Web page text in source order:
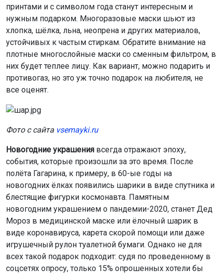
принтами и с символом года станут интересным и
нужным подарком. Многоразовые маски шьют из
хлопка, шёлка, льна, неопрена и других материалов,
устойчивых к частым стиркам. Обратите внимание на
плотные многослойные маски со сменным фильтром, в
них будет теплее лицу. Как вариант, можно подарить и
противогаз, но это уж точно подарок на любителя, не
все оценят.
Фото с сайта vsemayki.ru
Новогодние украшения всегда отражают эпоху,
события, которые произошли за это время. После
полёта Гагарина, к примеру, в 60-ые годы на
новогодних ёлках появились шарики в виде спутника и
блестящие фигурки космонавта. Памятным
новогодним украшением о пандемии-2020, станет Дед
Мороз в медицинской маске или ёлочный шарик в
виде коронавируса, карета скорой помощи или даже
игрушечный рулон туалетной бумаги. Однако не для
всех такой подарок подходит: судя по проведенному в
соцсетях опросу, только 15% опрошенных хотели бы